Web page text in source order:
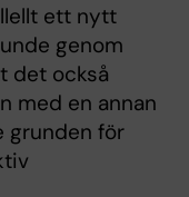
ett nytt
genom
det också
med en annan
grunden för